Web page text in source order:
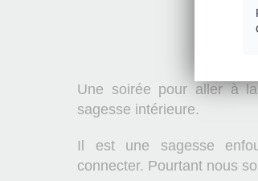
Une soirée pour aller à
sagesse intérieure.
Il est une sagesse
connecter. Pourtant nous